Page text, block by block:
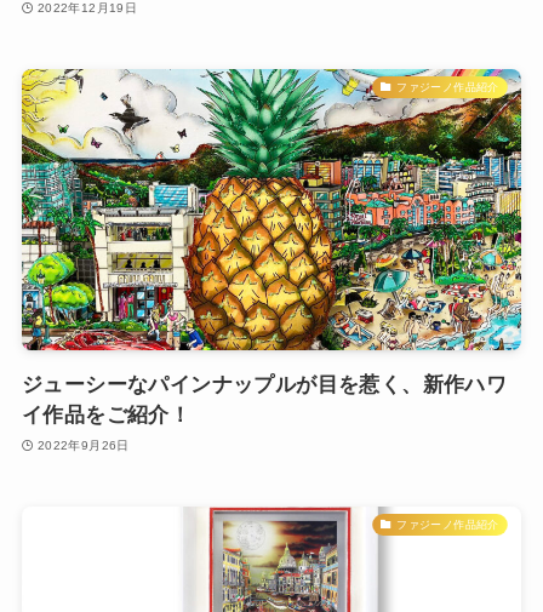
2022年12月19日
ファジーノ作品紹介
ジューシーなパインナップルが目を惹く、新作ハワ
イ作品をご紹介！
2022年9月26日
ファジーノ作品紹介